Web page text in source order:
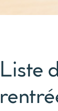
Liste